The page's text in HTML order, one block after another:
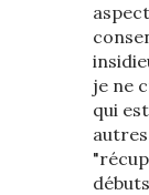
je ne
qui